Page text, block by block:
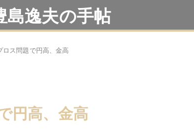
島逸夫の手帖
ロス問題で円高、金高
円高、金高